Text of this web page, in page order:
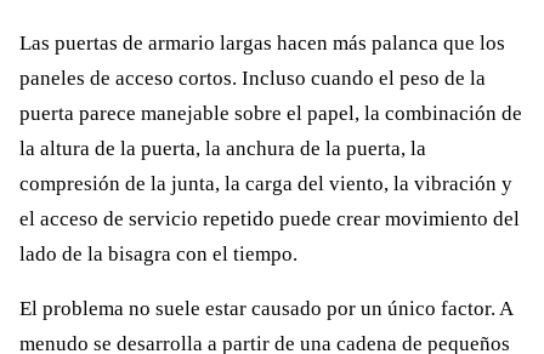
Las puertas de armario largas hacen más palanca que los
paneles de acceso cortos. Incluso cuando el peso de la
puerta parece manejable sobre el papel, la combinación de
la altura de la puerta, la anchura de la puerta, la
compresión de la junta, la carga del viento, la vibración y
el acceso de servicio repetido puede crear movimiento del
lado de la bisagra con el tiempo.
El problema no suele estar causado por un único factor. A
menudo se desarrolla a partir de una cadena de pequeños